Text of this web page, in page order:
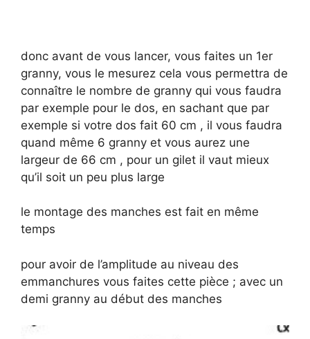
donc avant de vous lancer, vous faites un 1er
granny, vous le mesurez cela vous permettra de
connaître le nombre de granny qui vous faudra
par exemple pour le dos, en sachant que par
exemple si votre dos fait 60 cm , il vous faudra
quand même 6 granny et vous aurez une
largeur de 66 cm , pour un gilet il vaut mieux
qu’il soit un peu plus large
le montage des manches est fait en même
temps
pour avoir de l’amplitude au niveau des
emmanchures vous faites cette pièce ; avec un
demi granny au début des manches